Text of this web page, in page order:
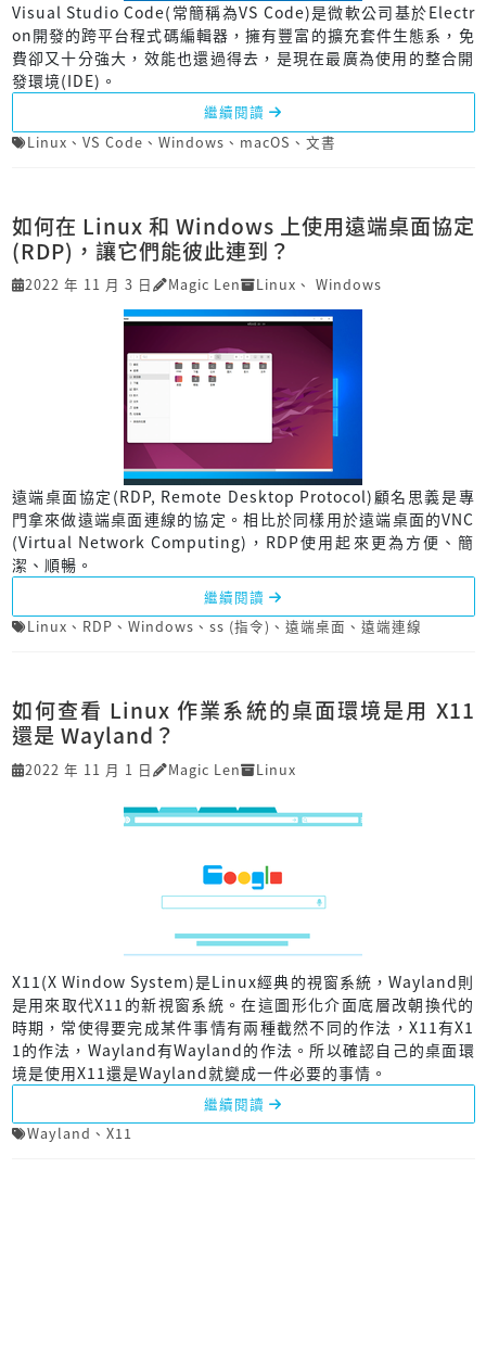
Visual Studio Code(常簡稱為VS Code)是微軟公司基於Electr
on開發的跨平台程式碼編輯器，擁有豐富的擴充套件生態系，免
費卻又十分強大，效能也還過得去，是現在最廣為使用的整合開
發環境(IDE)。
繼續閱讀
Linux 、 VS Code 、 Windows 、 macOS 、 文書
如何在 Linux 和 Windows 上使用遠端桌面協定
(RDP)，讓它們能彼此連到？
2022 年 11 月 3 日 Magic Len Linux 、 Windows
遠端桌面協定(RDP, Remote Desktop Protocol)顧名思義是專
門拿來做遠端桌面連線的協定。相比於同樣用於遠端桌面的VNC
(Virtual Network Computing)，RDP使用起來更為方便、簡
潔、順暢。
繼續閱讀
Linux 、 RDP 、 Windows 、 ss (指令) 、 遠端桌面 、 遠端連線
如何查看 Linux 作業系統的桌面環境是用 X11
還是 Wayland？
2022 年 11 月 1 日 Magic Len Linux
X11(X Window System)是Linux經典的視窗系統，Wayland則
是用來取代X11的新視窗系統。在這圖形化介面底層改朝換代的
時期，常使得要完成某件事情有兩種截然不同的作法，X11有X1
1的作法，Wayland有Wayland的作法。所以確認自己的桌面環
境是使用X11還是Wayland就變成一件必要的事情。
繼續閱讀
Wayland 、 X11